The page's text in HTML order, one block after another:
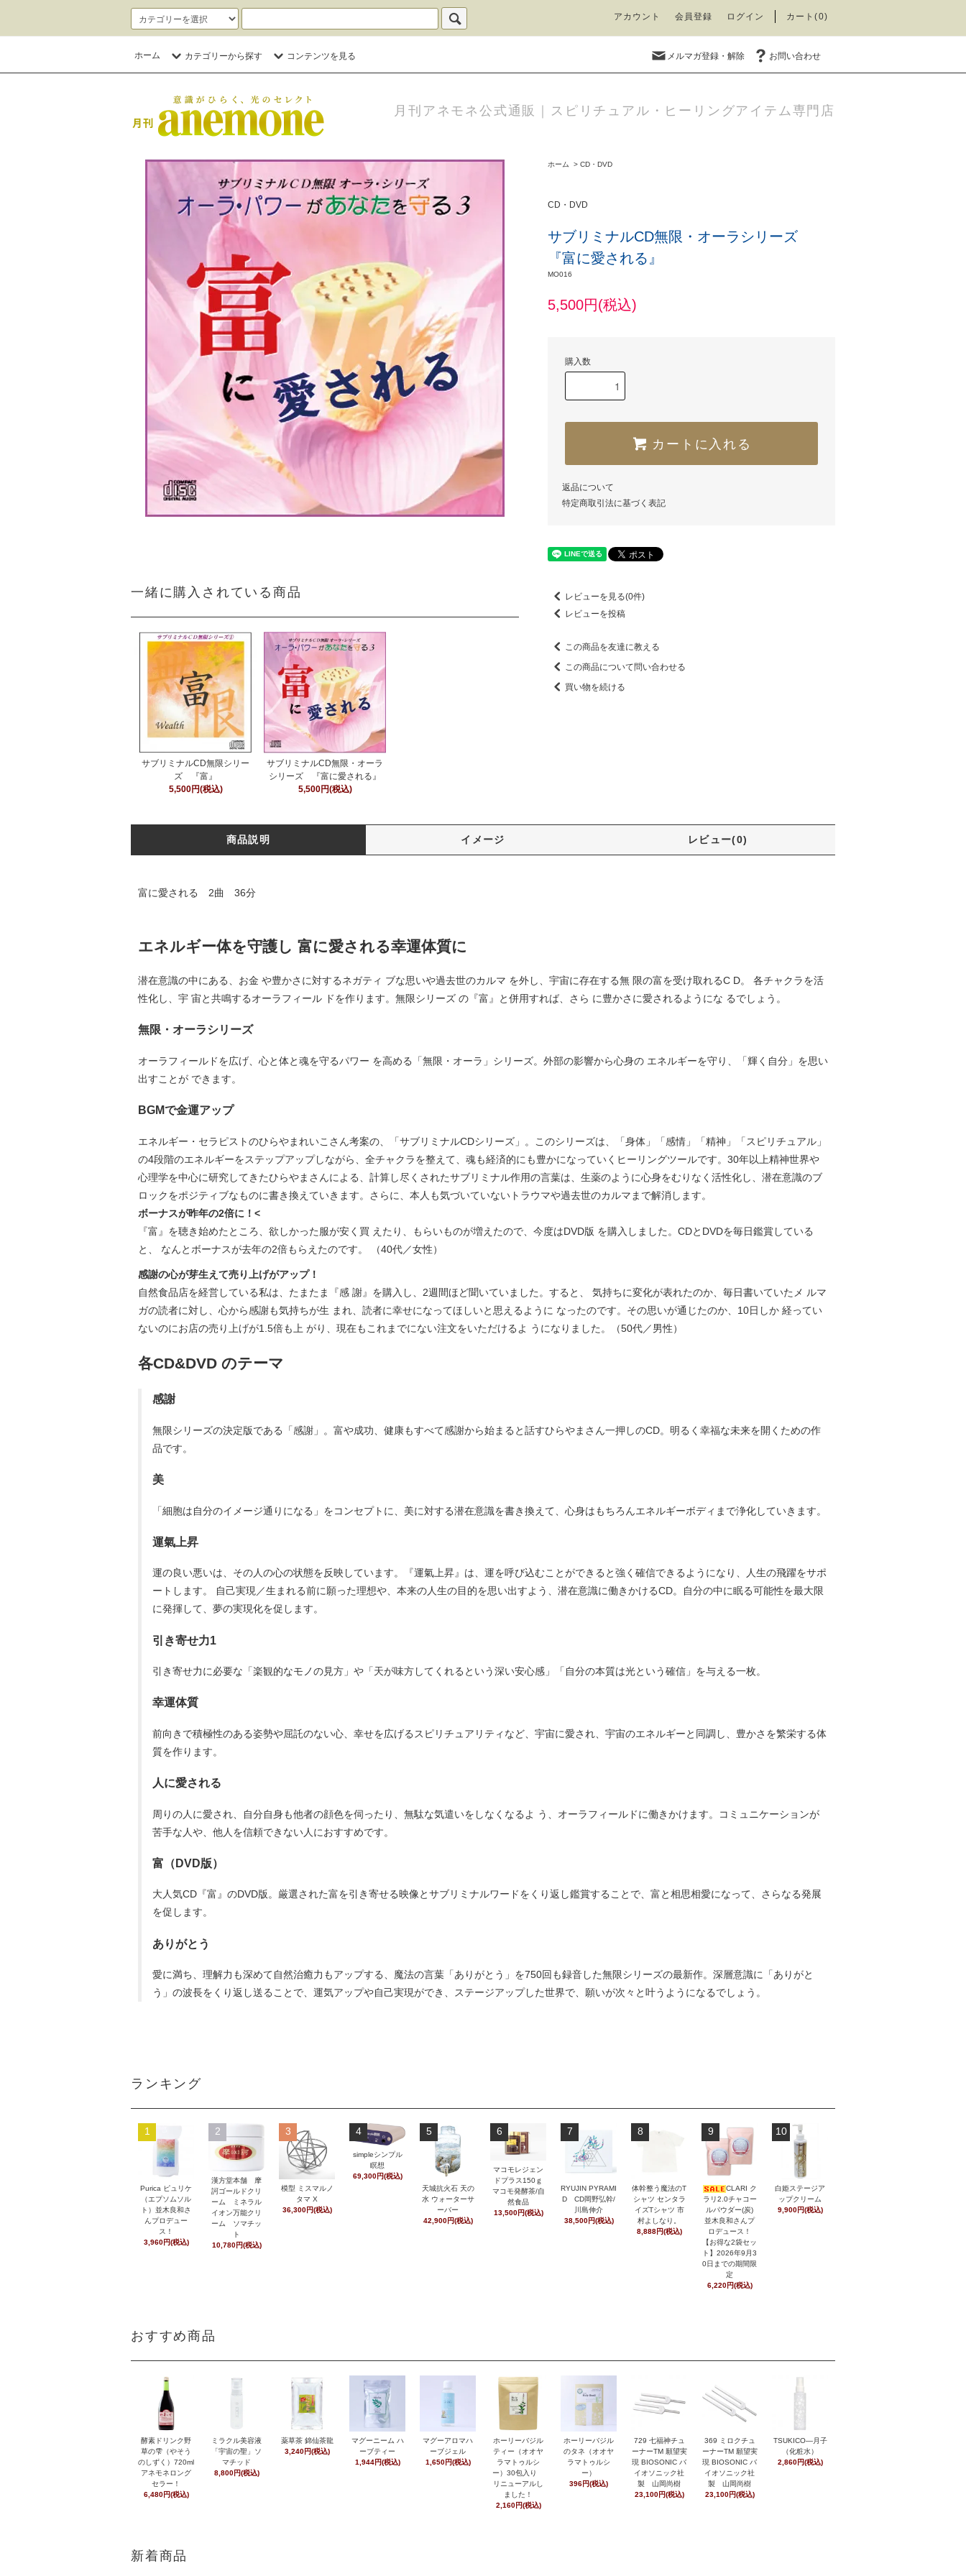
アカウント 会員登録 ログイン カート(0)
ホーム カテゴリーから探す コンテンツを見る メルマガ登録・解除 お問い合わせ
月刊アネモネ公式通販｜スピリチュアル・ヒーリングアイテム専門店
一緒に購入されている商品
サブリミナルCD無限シリー
ズ 『富』
5,500円(税込)
サブリミナルCD無限・オーラ
シリーズ 『富に愛される』
5,500円(税込)
ホーム > CD・DVD
CD・DVD
サブリミナルCD無限・オーラシリーズ
『富に愛される』
MO016
5,500円(税込)
購入数
カートに入れる
返品について
特定商取引法に基づく表記
レビューを見る(0件)
レビューを投稿
この商品を友達に教える
この商品について問い合わせる
買い物を続ける
商品説明 イメージ レビュー(0)
富に愛される 2曲 36分
エネルギー体を守護し 富に愛される幸運体質に
潜在意識の中にある、お金 や豊かさに対するネガティ ブな思いや過去世のカルマ を外し、宇宙に存在する無 限の富を受け取れるC D。 各チャクラを活
性化し、宇 宙と共鳴するオーラフィール ドを作ります。無限シリーズ の『富』と併用すれば、さら に豊かさに愛されるようにな るでしょう。
無限・オーラシリーズ
オーラフィールドを広げ、心と体と魂を守るパワー を高める「無限・オーラ」シリーズ。外部の影響から心身の エネルギーを守り、「輝く自分」を思い
出すことが できます。
BGMで金運アップ
エネルギー・セラピストのひらやまれいこさん考案の、「サブリミナルCDシリーズ」。このシリーズは、「身体」「感情」「精神」「スピリチュアル」
の4段階のエネルギーをステップアップしながら、全チャクラを整えて、魂も経済的にも豊かになっていくヒーリングツールです。30年以上精神世界や
心理学を中心に研究してきたひらやまさんによる、計算し尽くされたサブリミナル作用の言葉は、生薬のように心身をむりなく活性化し、潜在意識のブ
ロックをポジティブなものに書き換えていきます。さらに、本人も気づいていないトラウマや過去世のカルマまで解消します。
ボーナスが昨年の2倍に！<
『富』を聴き始めたところ、欲しかった服が安く買 えたり、もらいものが増えたので、今度はDVD版 を購入しました。CDとDVDを毎日鑑賞している
と、 なんとボーナスが去年の2倍もらえたのです。 （40代／女性）
感謝の心が芽生えて売り上げがアップ！
自然食品店を経営している私は、たまたま『感 謝』を購入し、2週間ほど聞いていました。すると、 気持ちに変化が表れたのか、毎日書いていたメ ルマ
ガの読者に対し、心から感謝も気持ちが生 まれ、読者に幸せになってほしいと思えるように なったのです。その思いが通じたのか、10日しか 経ってい
ないのにお店の売り上げが1.5倍も上 がり、現在もこれまでにない注文をいただけるよ うになりました。（50代／男性）
各CD&DVD のテーマ
感謝
無限シリーズの決定版である「感謝」。富や成功、健康もすべて感謝から始まると話すひらやまさん一押しのCD。明るく幸福な未来を開くための作
品です。
美
「細胞は自分のイメージ通りになる」をコンセプトに、美に対する潜在意識を書き換えて、心身はもちろんエネルギーボディまで浄化していきます。
運氣上昇
運の良い悪いは、その人の心の状態を反映しています。『運氣上昇』は、運を呼び込むことができると強く確信できるようになり、人生の飛躍をサポ
ートします。 自己実現／生まれる前に願った理想や、本来の人生の目的を思い出すよう、潜在意識に働きかけるCD。自分の中に眠る可能性を最大限
に発揮して、夢の実現化を促します。
引き寄せ力1
引き寄せ力に必要な「楽観的なモノの見方」や「天が味方してくれるという深い安心感」「自分の本質は光という確信」を与える一枚。
幸運体質
前向きで積極性のある姿勢や屈託のない心、幸せを広げるスピリチュアリティなど、宇宙に愛され、宇宙のエネルギーと同調し、豊かさを繁栄する体
質を作ります。
人に愛される
周りの人に愛され、自分自身も他者の顔色を伺ったり、無駄な気遣いをしなくなるよ う、オーラフィールドに働きかけます。コミュニケーションが
苦手な人や、他人を信頼できない人におすすめです。
富（DVD版）
大人気CD『富』のDVD版。厳選された富を引き寄せる映像とサブリミナルワードをくり返し鑑賞することで、富と相思相愛になって、さらなる発展
を促します。
ありがとう
愛に満ち、理解力も深めて自然治癒力もアップする、魔法の言葉「ありがとう」を750回も録音した無限シリーズの最新作。深層意識に「ありがと
う」の波長をくり返し送ることで、運気アップや自己実現ができ、ステージアップした世界で、願いが次々と叶うようになるでしょう。
ランキング
1
Purica ピュリケ
（エプソムソル
ト）並木良和さ
んプロデュー
ス！
3,960円(税込)
2
漢方堂本舗 摩
訶ゴールドクリ
ーム ミネラル
イオン万能クリ
ーム ソマチッ
ト
10,780円(税込)
3
模型 ミスマルノ
タマ X
36,300円(税込)
4
simpleシンプル
瞑想
69,300円(税込)
5
天城抗火石 天の
水 ウォーターサ
ーバー
42,900円(税込)
6
マコモレジェン
ドプラス150ｇ
マコモ発酵茶/自
然食品
13,500円(税込)
7
RYUJIN PYRAMI
D CD岡野弘幹/
川島伸介
38,500円(税込)
8
体幹整う魔法のT
シャツ センタラ
イズTシャツ 市
村よしなり。
8,888円(税込)
9
CLARI ク
ラリ2.0チャコー
ルパウダー(炭)
並木良和さんプ
ロデュース！
【お得な2袋セッ
ト】2026年9月3
0日までの期間限
定
6,220円(税込)
10
白姫ステージア
ップクリーム
9,900円(税込)
おすすめ商品
酵素ドリンク野
草の雫（やそう
のしずく）720ml
アネモネロング
セラー！
6,480円(税込)
ミラクル美容液
「宇宙の聖」ソ
マチッド
8,800円(税込)
薬草茶 錦仙茶龍
3,240円(税込)
マグーニーム ハ
ーブティー
1,944円(税込)
マグーアロマハ
ーブジェル
1,650円(税込)
ホーリーバジル
ティー（オオヤ
ラマトゥルシ
ー）30包入り
リニューアルし
ました！
2,160円(税込)
ホーリーバジル
のタネ（オオヤ
ラマトゥルシ
ー）
396円(税込)
729 七福神チュ
ーナーTM 願望実
現 BIOSONIC バ
イオソニック社
製 山岡尚樹
23,100円(税込)
369 ミロクチュ
ーナーTM 願望実
現 BIOSONIC バ
イオソニック社
製 山岡尚樹
23,100円(税込)
TSUKICO―月子
（化粧水）
2,860円(税込)
新着商品